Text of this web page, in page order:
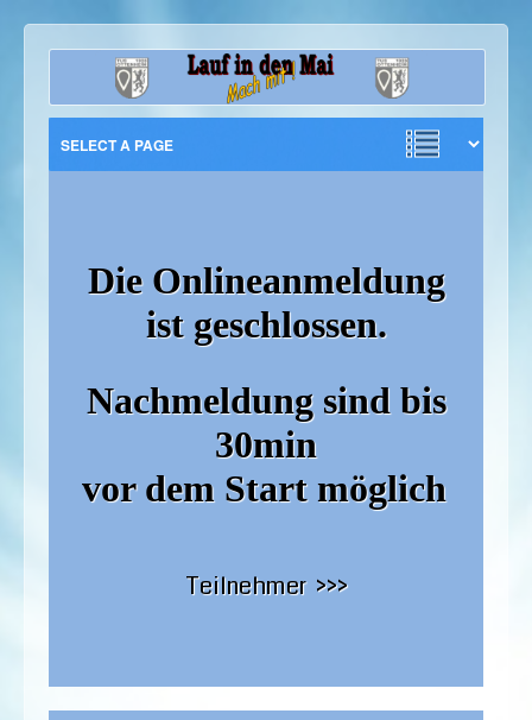
Die Onlineanmeldung
ist geschlossen.
Nachmeldung sind bis
30min
vor dem Start möglich
Teilnehmer >>>